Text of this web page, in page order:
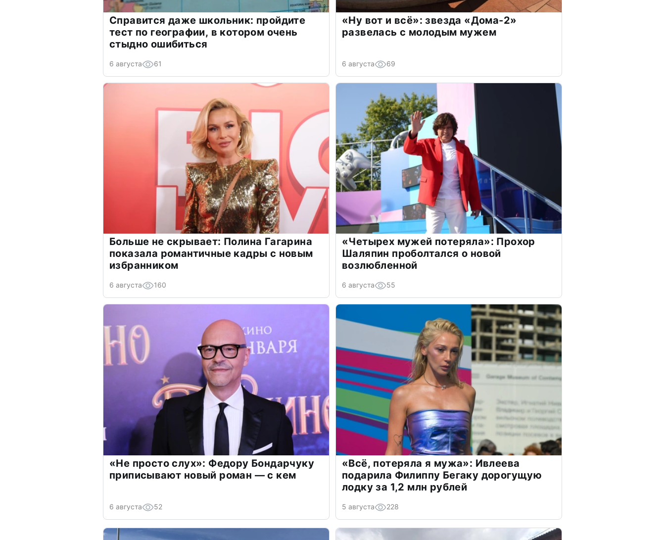
Справится даже школьник: пройдите
тест по географии, в котором очень
стыдно ошибиться
6 августа 61
«Ну вот и всё»: звезда «Дома-2»
развелась с молодым мужем
6 августа 69
Больше не скрывает: Полина Гагарина
показала романтичные кадры с новым
избранником
6 августа 160
«Четырех мужей потеряла»: Прохор
Шаляпин проболтался о новой
возлюбленной
6 августа 55
«Не просто слух»: Федору Бондарчуку
приписывают новый роман — с кем
6 августа 52
«Всё, потеряла я мужа»: Ивлеева
подарила Филиппу Бегаку дорогущую
лодку за 1,2 млн рублей
5 августа 228